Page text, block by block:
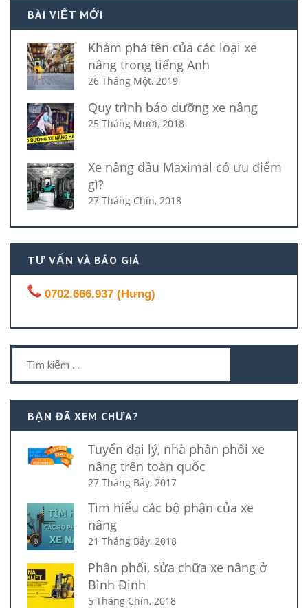
BÀI VIẾT MỚI
Khám phá tên của các loại xe
nâng trong tiếng Anh
26 Tháng Một, 2019
Quy trình bảo dưỡng xe nâng
25 Tháng Mười, 2018
Xe nâng dầu Maximal có ưu điểm
gì?
27 Tháng Chín, 2018
TƯ VẤN VÀ BÁO GIÁ
0702.666.937 (Hưng)
kiếm
cho:
BẠN ĐÃ XEM CHƯA?
Tuyển đại lý, nhà phân phối xe
nâng trên toàn quốc
27 Tháng Bảy, 2017
Tìm hiểu các bộ phận của xe
nâng
21 Tháng Bảy, 2018
Phân phối, sửa chữa xe nâng ở
Bình Định
5 Tháng Chín, 2018